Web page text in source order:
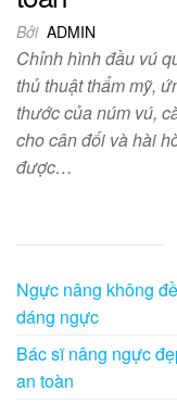
Bởi ADMIN
Chỉnh hình đầu vú
thủ thuật thẩm mỹ,
thước của núm vú,
cho cân đối và hài
được…
Ngực nâng không
dáng ngực
Bác sĩ nâng ngực
an toàn